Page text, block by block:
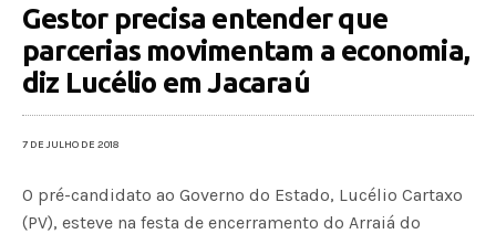
Gestor precisa entender que
parcerias movimentam a economia,
diz Lucélio em Jacaraú
7 DE JULHO DE 2018
O pré-candidato ao Governo do Estado, Lucélio Cartaxo
(PV), esteve na festa de encerramento do Arraiá do